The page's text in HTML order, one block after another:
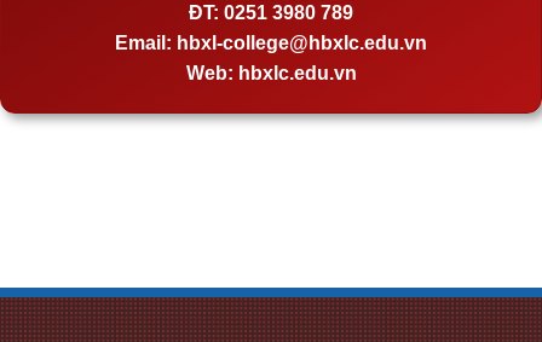
ĐT: 0251 3980 789
Email: hbxl-college@hbxlc.edu.vn
Web: hbxlc.edu.vn